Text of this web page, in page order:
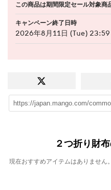
この商品は期間限定セール対象商
キャンペーン終了日時
2026年8月11日 (Tue) 23:59
２つ折り財
現在おすすめアイテムはありません。